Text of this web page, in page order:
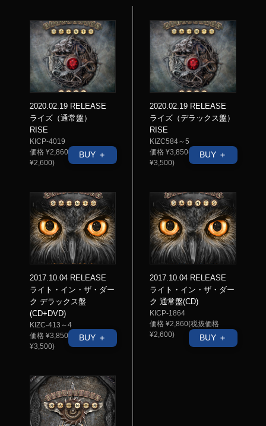
2020.02.19 RELEASE
ライズ（通常盤）
RISE
KICP-4019
価格 ¥2,860(税抜価格
¥2,600)
BUY ＋
2020.02.19 RELEASE
ライズ（デラックス盤）
RISE
KIZC584～5
価格 ¥3,850(税抜価格
¥3,500)
BUY ＋
2017.10.04 RELEASE
ライト・イン・ザ・ダー
ク デラックス盤
(CD+DVD)
KIZC-413～4
価格 ¥3,850(税抜価格
¥3,500)
BUY ＋
2017.10.04 RELEASE
ライト・イン・ザ・ダー
ク 通常盤(CD)
KICP-1864
価格 ¥2,860(税抜価格
¥2,600)
BUY ＋